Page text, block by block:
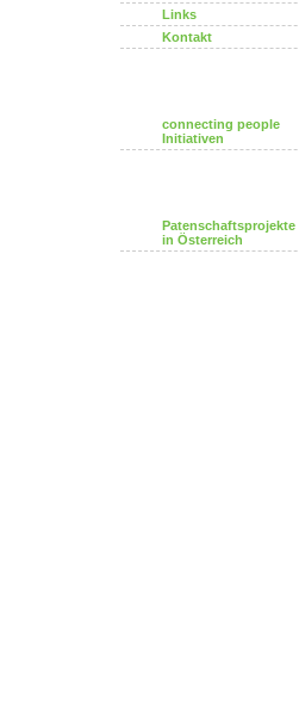
Links
Kontakt
connecting people
Initiativen
Patenschaftsprojekte
in Österreich